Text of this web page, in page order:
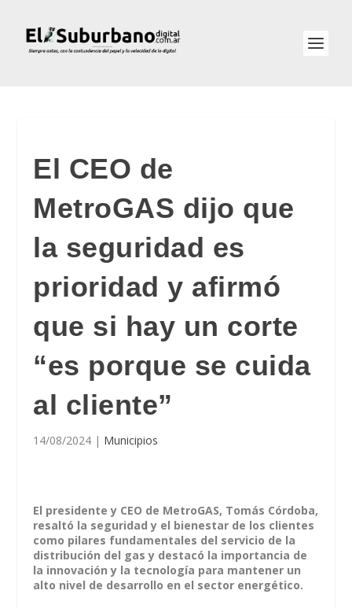
El CEO de
MetroGAS dijo que
la seguridad es
prioridad y afirmó
que si hay un corte
“es porque se cuida
al cliente”
14/08/2024 | Municipios
El presidente y CEO de MetroGAS, Tomás Córdoba,
resaltó la seguridad y el bienestar de los clientes
como pilares fundamentales del servicio de la
distribución del gas y destacó la importancia de
la innovación y la tecnología para mantener un
alto nivel de desarrollo en el sector energético.